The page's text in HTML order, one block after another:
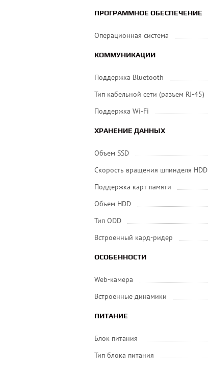
ПРОГРАММНОЕ ОБЕСПЕЧЕНИЕ
Операционная система
КОММУНИКАЦИИ
Поддержка Bluetooth
Тип кабельной сети (разъем RJ-45)
Поддержка Wi-Fi
ХРАНЕНИЕ ДАННЫХ
Объем SSD
Скорость вращения шпинделя HDD
Поддержка карт памяти
Объем HDD
Тип ODD
Встроенный кард-ридер
ОСОБЕННОСТИ
Web-камера
Встроенные динамики
ПИТАНИЕ
Блок питания
Тип блока питания